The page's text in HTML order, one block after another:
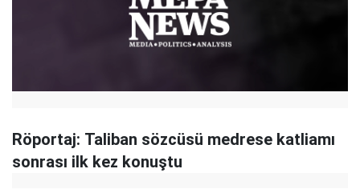
Röportaj: Taliban sözcüsü medrese katliamı
sonrası ilk kez konuştu